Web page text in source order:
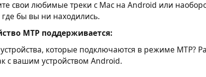
свои любимые треки с Mac на Android или
бы вы ни находились.
MTP поддерживается:
которые подключаются в режиме MTP?
с вашим устройством Android.